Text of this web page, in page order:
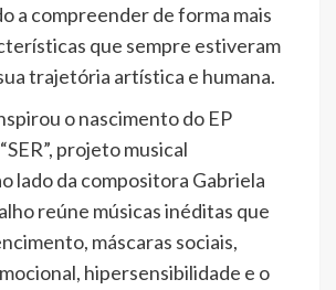
a compreender de forma mais
que sempre estiveram
trajetória artística e humana.
o nascimento do EP
projeto musical
lado da compositora Gabriela
reúne músicas inéditas que
máscaras sociais,
hipersensibilidade e o